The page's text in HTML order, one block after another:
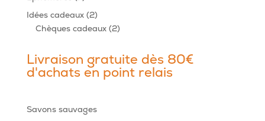
produits
Idées cadeaux 22
produits
Chèques cadeaux 22
Livraison gratuite dès 80€
d'achats en point relais
Savons sauvages